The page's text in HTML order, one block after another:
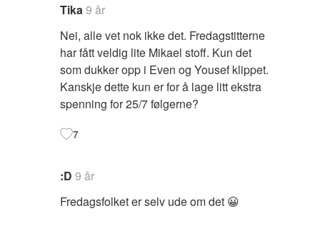
Tika9 år
Nei, alle vet nok ikke det. Fredagstitterne
har fått veldig lite Mikael stoff. Kun det
som dukker opp i Even og Yousef klippet.
Kanskje dette kun er for å lage litt ekstra
spenning for 25/7 følgerne?
7
:D 9 år
Fredagsfolket er selv ude om det 😀